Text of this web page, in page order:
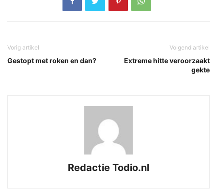
Vorig artikel
Gestopt met roken en dan?
Volgend artikel
Extreme hitte veroorzaakt
gekte
Redactie Todio.nl